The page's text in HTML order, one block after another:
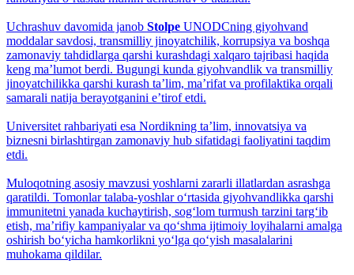
Uchrashuv davomida janob Stolpe UNODCning giyohvand
moddalar savdosi, transmilliy jinoyatchilik, korrupsiya va boshqa
zamonaviy tahdidlarga qarshi kurashdagi xalqaro tajribasi haqida
keng maʼlumot berdi. Bugungi kunda giyohvandlik va transmilliy
jinoyatchilikka qarshi kurash taʼlim, maʼrifat va profilaktika orqali
samarali natija berayotganini eʼtirof etdi.
Universitet rahbariyati esa Nordikning taʼlim, innovatsiya va
biznesni birlashtirgan zamonaviy hub sifatidagi faoliyatini taqdim
etdi.
Muloqotning asosiy mavzusi yoshlarni zararli illatlardan asrashga
qaratildi. Tomonlar talaba-yoshlar o‘rtasida giyohvandlikka qarshi
immunitetni yanada kuchaytirish, sog‘lom turmush tarzini targ‘ib
etish, maʼrifiy kampaniyalar va qo‘shma ijtimoiy loyihalarni amalga
oshirish bo‘yicha hamkorlikni yo‘lga qo‘yish masalalarini
muhokama qildilar.